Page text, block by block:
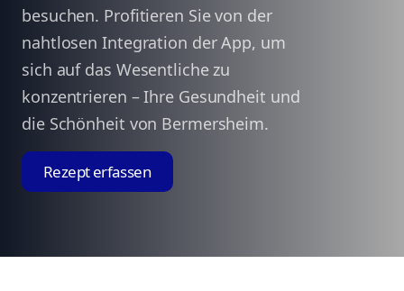
besuchen. Profitieren Sie von der
nahtlosen Integration der App, um
sich auf das Wesentliche zu
konzentrieren – Ihre Gesundheit und
die Schönheit von Bermersheim.
Rezept erfassen